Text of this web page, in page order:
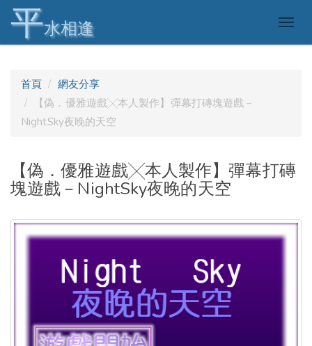
平水相逢
首頁
網友分享
【偽．優雅遊戲╳本人製作】彈幕打磚塊遊戲－
NightSky夜晚的天空
【偽．優雅遊戲╳本人製作】彈幕打磚
塊遊戲－NightSky夜晚的天空